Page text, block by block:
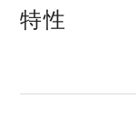
特性